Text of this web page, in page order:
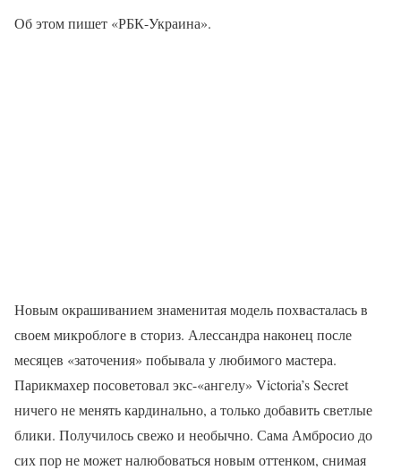
Об этом пишет «РБК-Украина».
Новым окрашиванием знаменитая модель похвасталась в
своем микроблоге в сториз. Алессандра наконец после
месяцев «заточения» побывала у любимого мастера.
Парикмахер посоветовал экс-«ангелу» Victoria’s Secret
ничего не менять кардинально, а только добавить светлые
блики. Получилось свежо и необычно. Сама Амбросио до
сих пор не может налюбоваться новым оттенком, снимая